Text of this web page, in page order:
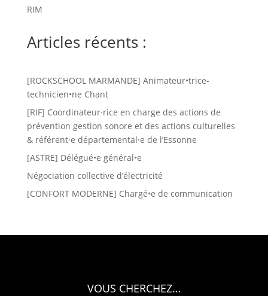
RIM
Articles récents :
[ROCKSCHOOL MARMANDE] Animateur•trice-
technicien•ne Chant
[RIF] Coordinateur·rice en charge des actions de
prévention gestion sonore et des actions culturelles
& référent·e départemental·e de l’Essonne
[ASTRE] Délégué•e général•e
Négociation collective d’électricité
[CONFORT MODERNE] Chargé•e de communication
VOUS CHERCHEZ…